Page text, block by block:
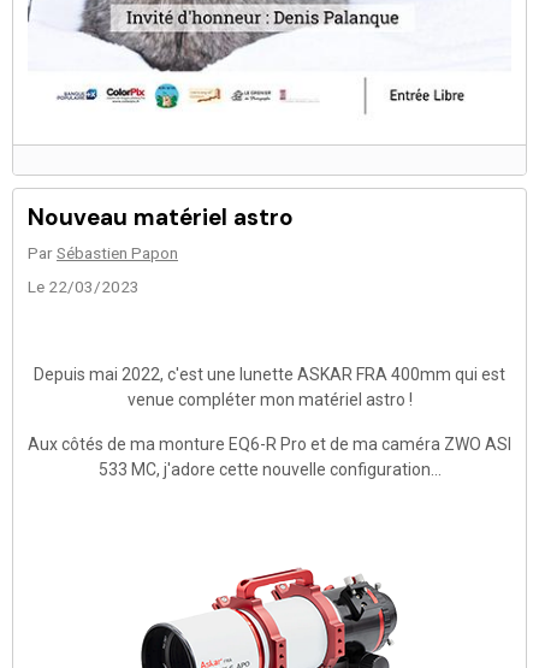
Nouveau matériel astro
ParSébastien Papon
Le 22/03/2023
Depuis mai 2022, c'est une lunette ASKAR FRA 400mm qui est
venue compléter mon matériel astro !
Aux côtés de ma monture EQ6-R Pro et de ma caméra ZWO ASI
533 MC, j'adore cette nouvelle configuration...